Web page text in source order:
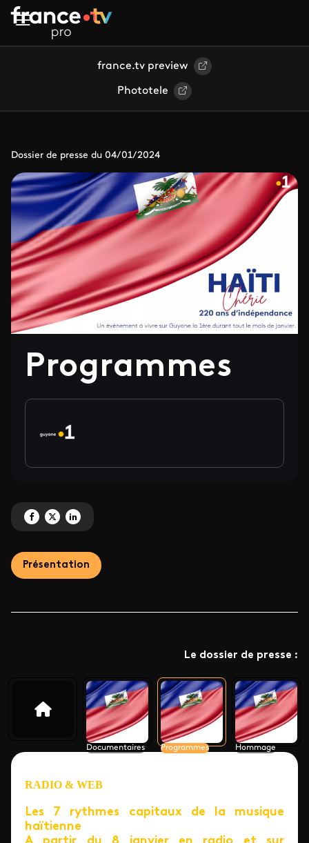
Aller au contenu principal
france.tv preview
Phototele
Dossier de presse du 04/01/2024
Programmes
Partagez 'Programmes' sur Facebook
Partagez 'Programmes' sur X
Partagez 'Programmes' sur LinkedIn
Présentation
Le dossier de presse :
Documentaires Programmes Hommage
RADIO & WEB
Les 7 rythmes capitaux de la musique
haïtienne